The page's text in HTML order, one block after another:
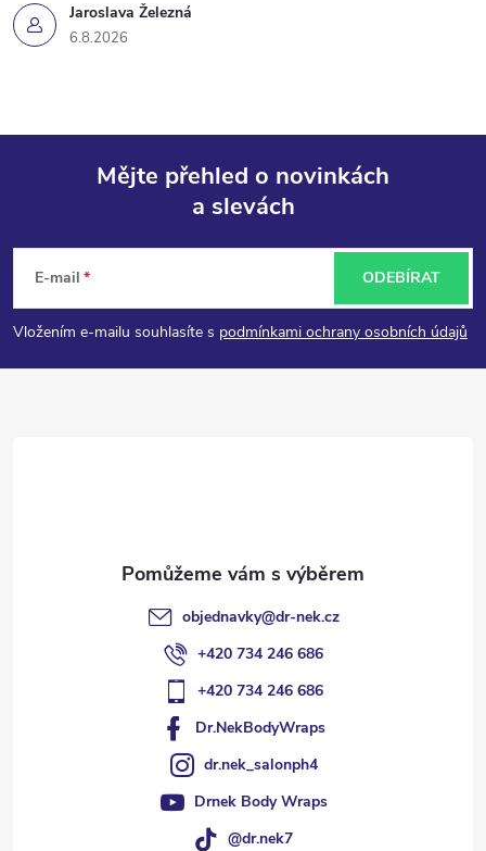
Jaroslava Železná
6.8.2026
p
Mějte přehled o novinkách
a slevách
E-mail
Vložením e-mailu souhlasíte s podmínkami ochrany osobních údajů
ODEBÍRAT
objednavky@dr-nek.cz
+420 734 246 686
+420 734 246 686
Dr.NekBodyWraps
dr.nek_salonph4
Drnek Body Wraps
@dr.nek7